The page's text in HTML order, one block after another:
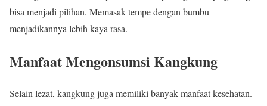
bisa menjadi pilihan. Memasak tempe dengan bumbu
menjadikannya lebih kaya rasa.
Manfaat Mengonsumsi Kangkung
Selain lezat, kangkung juga memiliki banyak manfaat kesehatan.